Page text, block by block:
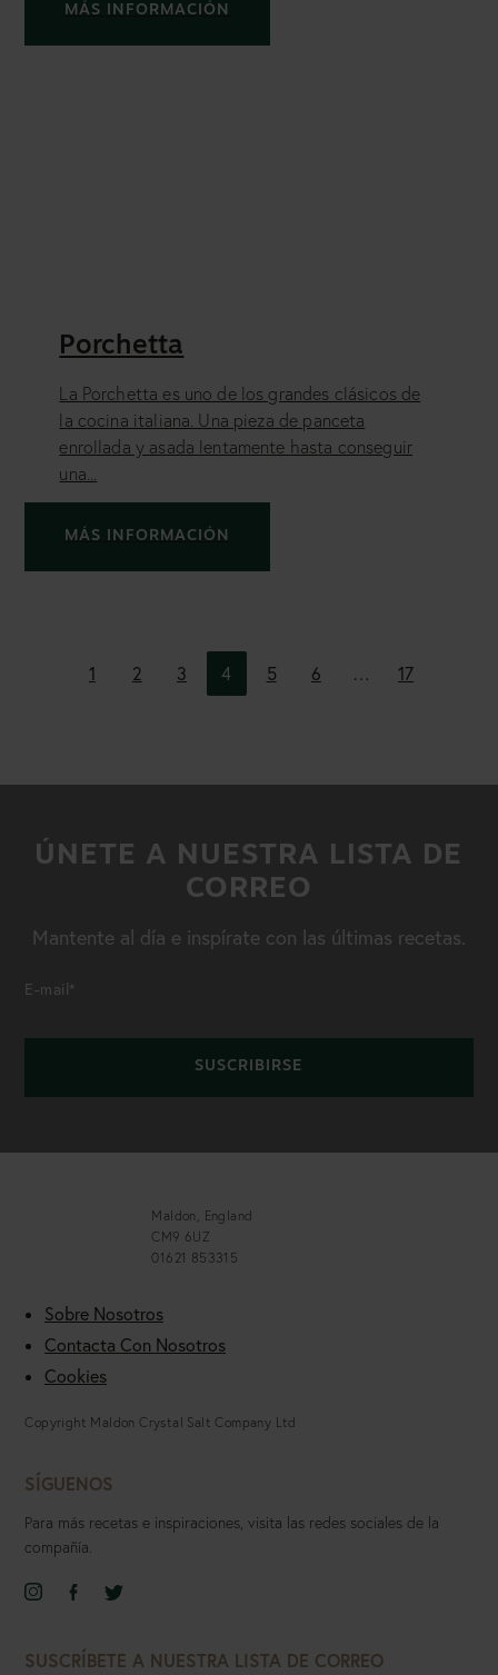
MÁS INFORMACIÓN
Porchetta
La Porchetta es uno de los grandes clásicos de
la cocina italiana. Una pieza de panceta
enrollada y asada lentamente hasta conseguir
una...
MÁS INFORMACIÓN
1 2 3 4 5 6 … 17
ÚNETE A NUESTRA LISTA DE
CORREO
Mantente al día e inspírate con las últimas recetas.
E-mail*
Maldon, England
CM9 6UZ
01621 853315
Sobre Nosotros
Contacta Con Nosotros
Cookies
Copyright Maldon Crystal Salt Company Ltd
SÍGUENOS
Para más recetas e inspiraciones, visita las redes sociales de la
compañía.
to
SUSCRÍBETE A NUESTRA LISTA DE CORREO